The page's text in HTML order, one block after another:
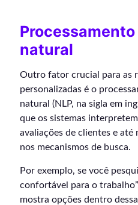
natural
Outro fator crucial para as
personalizadas é o
natural (NLP, na sigla em
que os sistemas
avaliações de clientes e até
nos mecanismos de busca.
Por exemplo, se você
confortável para o
mostra opções dentro